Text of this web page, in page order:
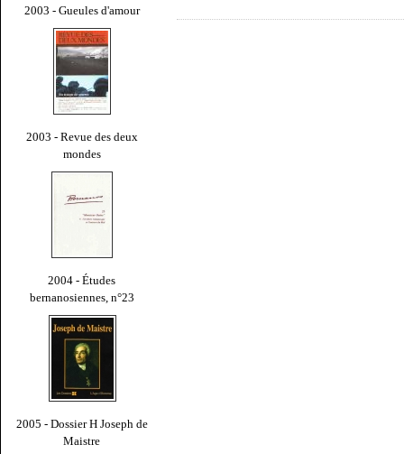
2003 - Gueules d'amour
2003 - Revue des deux
mondes
2004 - Études
bernanosiennes, n°23
2005 - Dossier H Joseph de
Maistre